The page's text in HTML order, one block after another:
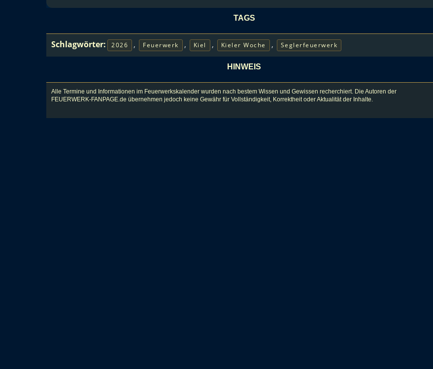
TAGS
Schlagwörter: 2026 , Feuerwerk , Kiel , Kieler Woche , Seglerfeuerwerk
HINWEIS
Alle Termine und Informationen im Feuerwerkskalender wurden nach bestem Wissen und Gewissen recherchiert. Die Autoren der
FEUERWERK-FANPAGE.de übernehmen jedoch keine Gewähr für Vollständigkeit, Korrektheit oder Aktualität der Inhalte.